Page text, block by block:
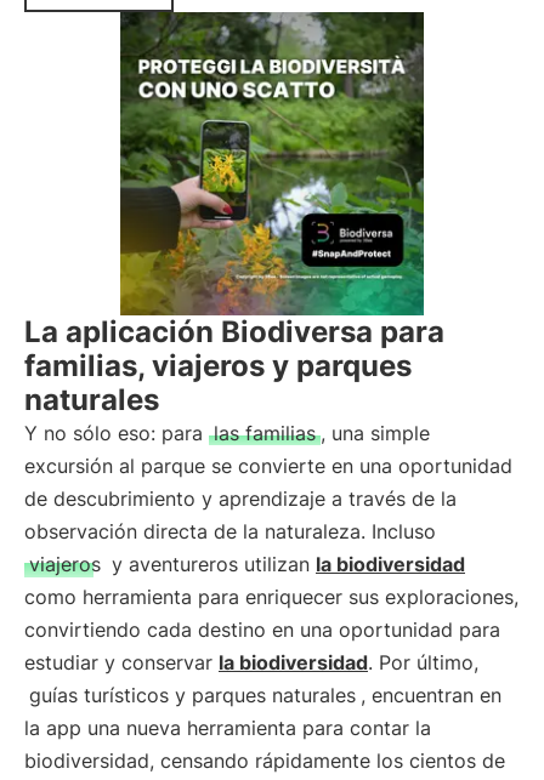
La aplicación Biodiversa para
familias, viajeros y parques
naturales
Y no sólo eso: para las familias , una simple
excursión al parque se convierte en una oportunidad
de descubrimiento y aprendizaje a través de la
observación directa de la naturaleza. Incluso
viajeros y aventureros utilizan la biodiversidad
como herramienta para enriquecer sus exploraciones,
convirtiendo cada destino en una oportunidad para
estudiar y conservar la biodiversidad. Por último,
guías turísticos y parques naturales , encuentran en
la app una nueva herramienta para contar la
biodiversidad, censando rápidamente los cientos de